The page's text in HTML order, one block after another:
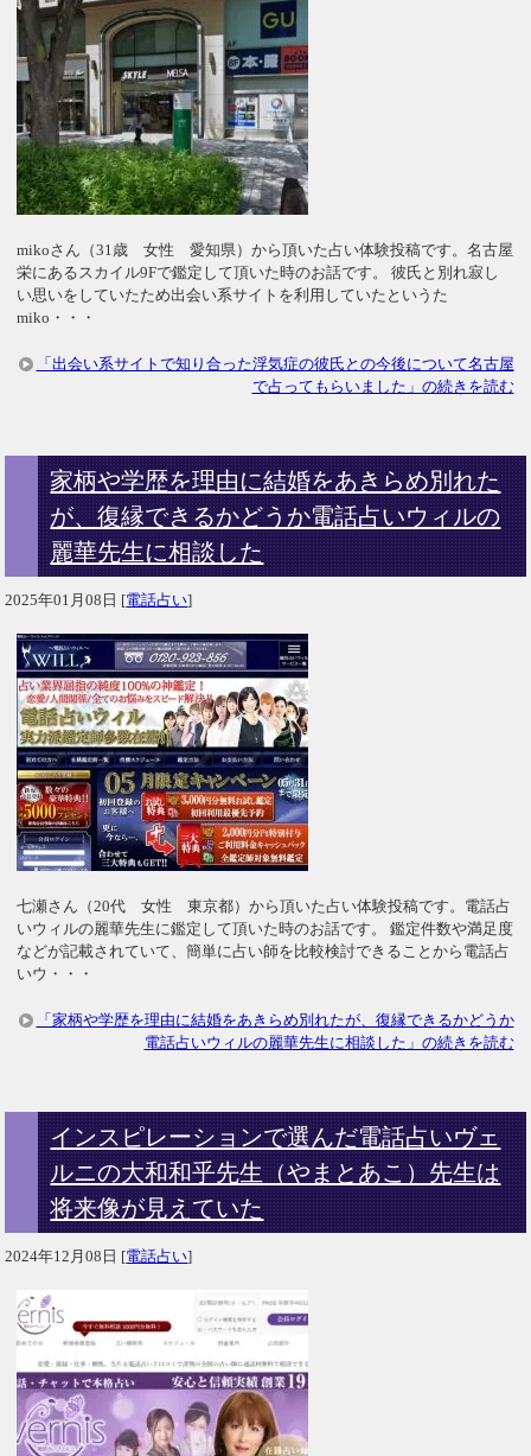
mikoさん（31歳 女性 愛知県）から頂いた占い体験投稿です。名古屋
栄にあるスカイル9Fで鑑定して頂いた時のお話です。 彼氏と別れ寂し
い思いをしていたため出会い系サイトを利用していたというた
miko・・・
「出会い系サイトで知り合った浮気症の彼氏との今後について名古屋
で占ってもらいました」の続きを読む
家柄や学歴を理由に結婚をあきらめ別れた
が、復縁できるかどうか電話占いウィルの
麗華先生に相談した
2025年01月08日 [電話占い]
七瀬さん（20代 女性 東京都）から頂いた占い体験投稿です。電話占
いウィルの麗華先生に鑑定して頂いた時のお話です。 鑑定件数や満足度
などが記載されていて、簡単に占い師を比較検討できることから電話占
いウ・・・
「家柄や学歴を理由に結婚をあきらめ別れたが、復縁できるかどうか
電話占いウィルの麗華先生に相談した」の続きを読む
インスピレーションで選んだ電話占いヴェ
ルニの大和和乎先生（やまとあこ）先生は
将来像が見えていた
2024年12月08日 [電話占い]